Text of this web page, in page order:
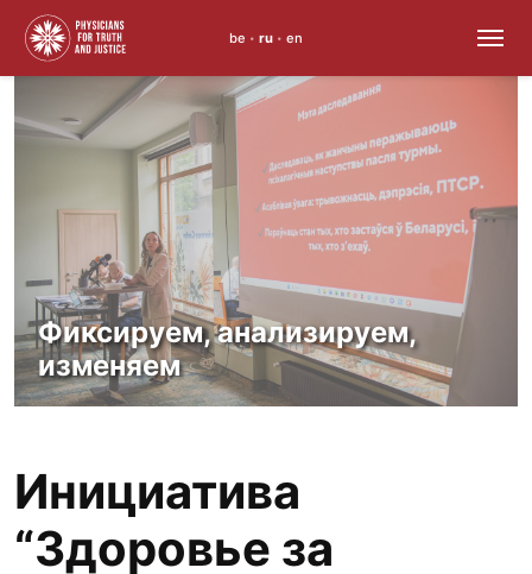
to
content
be • ru • en
Право на здоровье — не
привилегия,
а норма
Инициатива
“Здоровье за